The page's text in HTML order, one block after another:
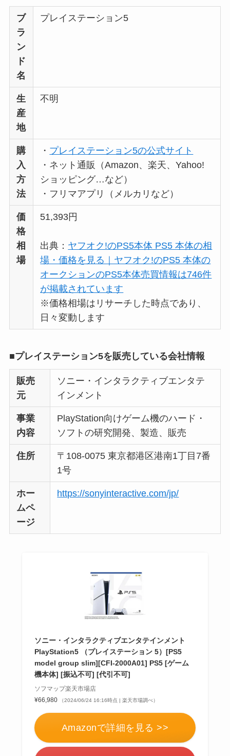
ぜ人気？安く買える
方法も解説！
法も解説！
気？安く買える方法
も解説！
The Rowはなぜ高
い？高すぎる？人気
の理由と安く買える
ブ
ラ
ン
ド
名
プレイステーション5
生
産
地
不明
購
入
方
法
・ プレイステーション5の公式サイト
・ネット通販（Amazon、楽天、Yahoo!
ショッピング…など）
・フリマアプリ（メルカリなど）
価
格
相
場
51,393円
出典： ヤフオク!のPS5本体 PS5 本体の相
場・価格を見る｜ヤフオク!のPS5 本体の
オークションのPS5本体売買情報は746件
が掲載されています
※価格相場はリサーチした時点であり、
日々変動します
■プレイステーション5を販売している会社情報
販売
元
ソニー・インタラクティブエンタテ
インメント
事業
内容
PlayStation向けゲーム機のハード・
ソフトの研究開発、製造、販売
住所
〒108-0075 東京都港区港南1丁目7番
1号
ホー
ムペ
ージ
https://sonyinteractive.com/jp/
ソニー・インタラクティブエンタテインメント
PlayStation5 （プレイステーション 5）[PS5
model group slim][CFI-2000A01] PS5 [ゲーム
機本体] [振込不可] [代引不可]
ソフマップ楽天市場店
¥66,980
（2024/06/24 16:16時点 | 楽天市場調べ）
Amazonで詳細を見る >>